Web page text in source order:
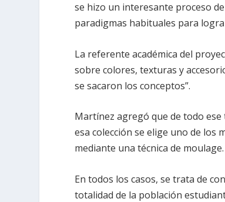
se hizo un interesante proceso
paradigmas habituales para
La referente académica del
sobre colores, texturas y
se sacaron los conceptos”.
Martínez agregó que de todo
esa colección se elige uno de los
mediante una técnica de
En todos los casos, se trata de
totalidad de la población